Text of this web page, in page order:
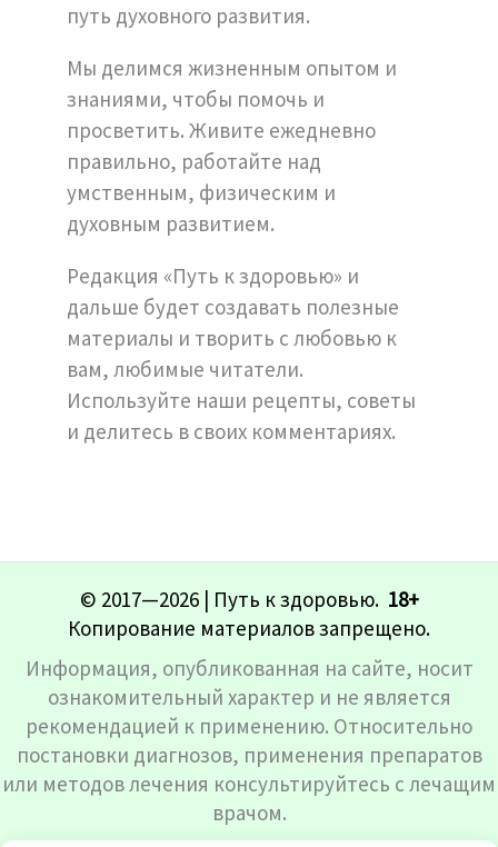
путь духовного развития.
Мы делимся жизненным опытом и
знаниями, чтобы помочь и
просветить. Живите ежедневно
правильно, работайте над
умственным, физическим и
духовным развитием.
Редакция «Путь к здоровью» и
дальше будет создавать полезные
материалы и творить с любовью к
вам, любимые читатели.
Используйте наши рецепты, советы
и делитесь в своих комментариях.
© 2017—2026 | Путь к здоровью. 18+
Копирование материалов запрещено.
Информация, опубликованная на сайте, носит
ознакомительный характер и не является
рекомендацией к применению. Относительно
постановки диагнозов, применения препаратов
или методов лечения консультируйтесь с лечащим
врачом.